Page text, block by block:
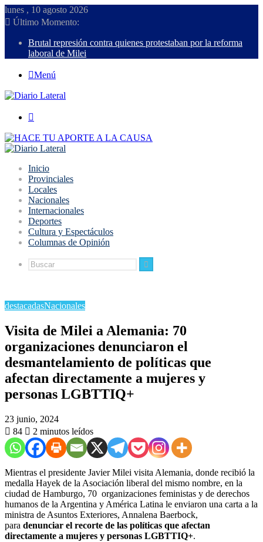
lunes , 10 agosto 2026
Último Momento:
Brutal represión contra quienes protestaban por la reforma
laboral de Milei
Menú
Inicio
Provinciales
Locales
Nacionales
Internacionales
Deportes
Cultura y Espectáculos
Columnas de Opinión
Buscar
destacadasNacionales
Visita de Milei a Alemania: 70
organizaciones denunciaron el
desmantelamiento de políticas que
afectan directamente a mujeres y
personas LGBTTIQ+
23 junio, 2024
84
2 minutos leídos
Mientras el presidente Javier Milei visita Alemania, donde recibió la
medalla Hayek de la Asociación liberal del mismo nombre, en la
ciudad de Hamburgo, 70 organizaciones feministas y de derechos
humanos de la Argentina y América Latina le enviaron una carta a la
ministra de Asuntos Exteriores, Annalena Baerbock,
para denunciar el recorte de las políticas que afectan
directamente a mujeres y personas LGBTTIQ+.